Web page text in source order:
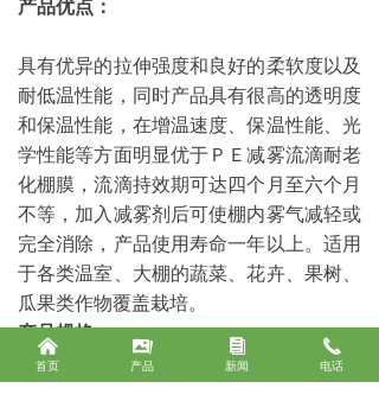
产品优点：
具有优异的拉伸强度和良好的柔软度以及
耐低温性能，同时产品具有很高的透明度
和保温性能，在增温速度、保温性能、光
学性能等方面明显优于ＰＥ减雾流滴耐老
化棚膜，流滴持效期可达四个月至六个月
不等，加入减雾剂后可使棚内雾气减轻或
完全消除，产品使用寿命一年以上。适用
于各类温室、大棚的蔬菜、花卉、果树、
瓜果类作物覆盖栽培。
产品规格：
幅宽：2---20m
낀
首页
끡
产品
뀴
新闻
끅
电话